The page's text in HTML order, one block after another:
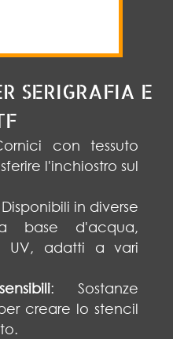
SERIGRAFIA E
con tessuto
l'inchiostro sul
in diverse
base d'acqua,
UV, adatti a vari
: Sostanze
creare lo stencil